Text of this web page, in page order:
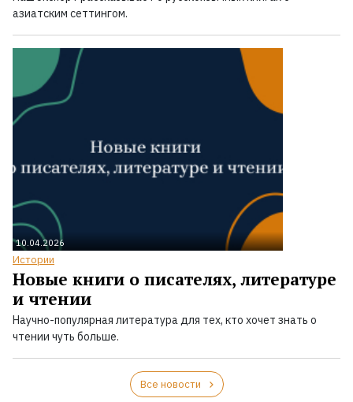
азиатским сеттингом.
10.04.2026
Истории
Новые книги о писателях, литературе
и чтении
Научно-популярная литература для тех, кто хочет знать о
чтении чуть больше.
Все новости